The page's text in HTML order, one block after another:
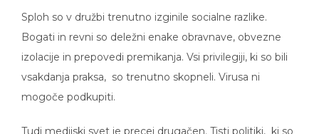
Bogati in revni so deležni enake obravnave, obvezne
izolacije in prepovedi premikanja. Vsi privilegiji, ki so bili
vsakdanja praksa, so trenutno skopneli. Virusa ni
mogoče podkupiti.